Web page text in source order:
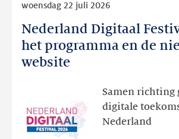
Nederland Digitaal
het programma en de
website
woensdag 22 juli 2026
Samen richting
digitale
Nederland
Nederland
Digitaal
Festival: